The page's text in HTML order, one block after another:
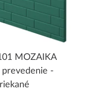
MOZAIKA
prevedenie -